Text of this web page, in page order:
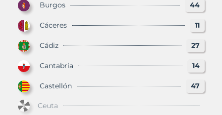
Burgos 44
Cáceres 11
Cádiz 27
Cantabria 14
Castellón 47
Ceuta